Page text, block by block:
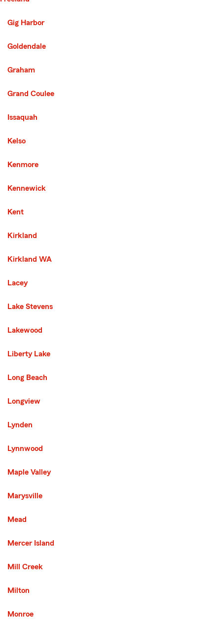
Gig Harbor
Goldendale
Graham
Grand Coulee
Issaquah
Kelso
Kenmore
Kennewick
Kent
Kirkland
Kirkland WA
Lacey
Lake Stevens
Lakewood
Liberty Lake
Long Beach
Longview
Lynden
Lynnwood
Maple Valley
Marysville
Mead
Mercer Island
Mill Creek
Milton
Monroe